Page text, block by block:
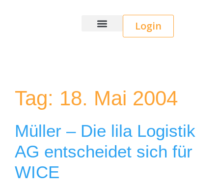
Login
Tag: 18. Mai 2004
Müller – Die lila Logistik
AG entscheidet sich für
WICE